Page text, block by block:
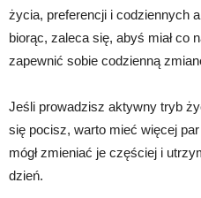
życia, preferencji i codziennych
biorąc, zaleca się, abyś miał co
zapewnić sobie codzienną
Jeśli prowadzisz aktywny tryb
się pocisz, warto mieć więcej
mógł zmieniać je częściej i
dzień.